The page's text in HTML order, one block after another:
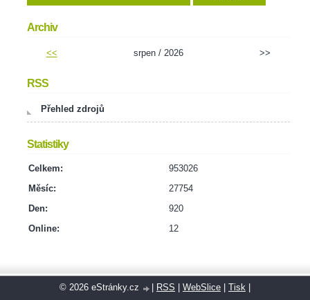
Archiv
<< srpen / 2026 >>
RSS
Přehled zdrojů
Statistiky
Online: 12
Celkem:
953026
Měsíc:
27754
Den:
920
© 2026 eStránky.cz | RSS | WebSlice | Tisk |